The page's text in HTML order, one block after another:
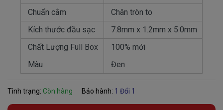
Chuẩn cắm
Chân tròn to
Kích thước đầu sạc
7.8mm x 1.2mm x 5.0mm
Chất Lượng Full Box
100% mới
Màu
Đen
Tình trạng: Còn hàng Bảo hành: 1 Đổi 1